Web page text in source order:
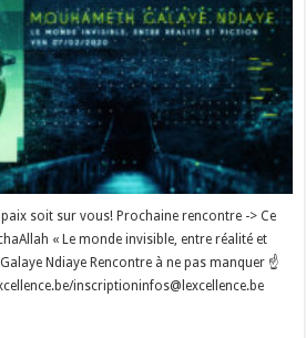
soit sur vous! Prochaine rencontre -> Ce
« Le monde invisible, entre réalité et
Ndiaye Rencontre à ne pas manquer ☝
inscriptioninfos@lexcellence.be